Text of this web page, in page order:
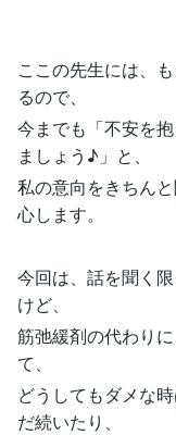
ここの先生には、
るので、
今までも「不安を
ましょう♪」と、
私の意向をきちん
心します。
今回は、話を聞く
けど、
筋弛緩剤の代わり
て、
どうしてもダメな
だ続いたり、